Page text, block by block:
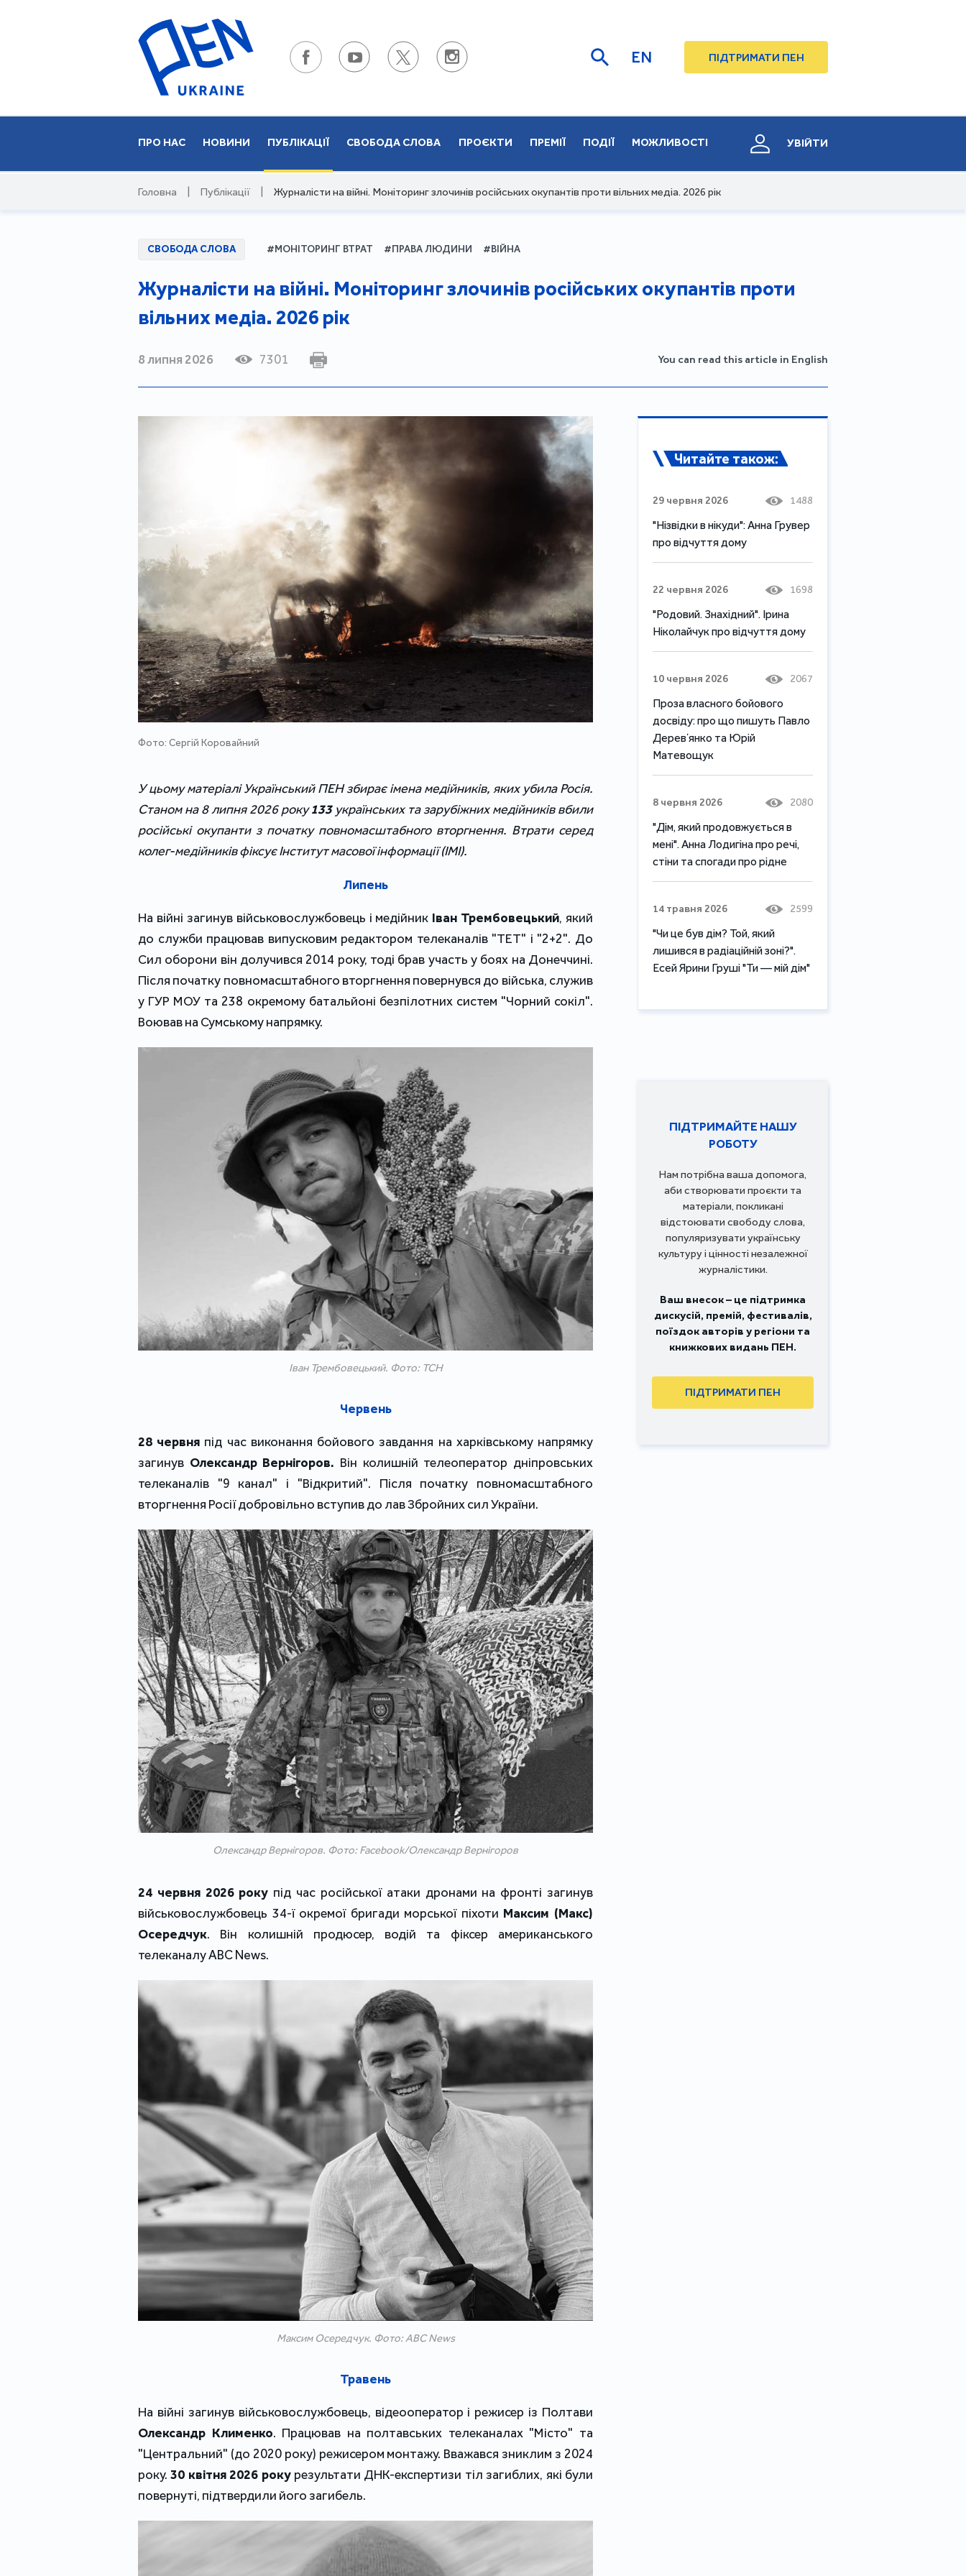
EN ПІДТРИМАТИ ПЕН
ПРО НАС НОВИНИ ПУБЛІКАЦІЇ СВОБОДА СЛОВА ПРОЄКТИ ПРЕМІЇ ПОДІЇ МОЖЛИВОСТІ УВІЙТИ
Головна Публікації Журналісти на війні. Моніторинг злочинів російських окупантів проти вільних медіа. 2026 рік
СВОБОДА СЛОВА #МОНІТОРИНГ ВТРАТ #ПРАВА ЛЮДИНИ #ВІЙНА
Журналісти на війні. Моніторинг злочинів російських окупантів проти
вільних медіа. 2026 рік
8 липня 2026 7301 You can read this article in English
Фото: Сергій Коровайний
У цьому матеріалі Український ПЕН збирає імена медійників, яких убила Росія.
Станом на 8 липня 2026 року133 українських та зарубіжних медійників вбили
російські окупанти з початку повномасштабного вторгнення. Втрати серед
колег-медійників фіксує Інститут масової інформації (ІМІ).
Липень
На війні загинув військовослужбовець і медійник Іван Трембовецький, який
до служби працював випусковим редактором телеканалів "ТЕТ" і "2+2". До
Сил оборони він долучився 2014 року, тоді брав участь у боях на Донеччині.
Після початку повномасштабного вторгнення повернувся до війська, служив
у ГУР МОУ та 238 окремому батальйоні безпілотних систем "Чорний сокіл".
Воював на Сумському напрямку.
Іван Трембовецький. Фото: ТСН
Червень
28 червня під час виконання бойового завдання на харківському напрямку
загинув Олександр Вернігоров. Він колишній телеоператор дніпровських
телеканалів "9 канал" і "Відкритий". Після початку повномасштабного
вторгнення Росії добровільно вступив до лав Збройних сил України.
Олександр Вернігоров. Фото: Facebook/Олександр Вернігоров
24 червня 2026 року під час російської атаки дронами на фронті загинув
військовослужбовець 34-ї окремої бригади морської піхоти Максим (Макс)
Осередчук. Він колишній продюсер, водій та фіксер американського
телеканалу ABC News.
Максим Осередчук. Фото: ABC News
Травень
На війні загинув військовослужбовець, відеооператор і режисер із Полтави
Олександр Клименко. Працював на полтавських телеканалах "Місто" та
"Центральний" (до 2020 року) режисером монтажу. Вважався зниклим з 2024
року.30 квітня 2026 рокурезультати ДНК-експертизи тіл загиблих, які були
повернуті, підтвердили його загибель.
Читайте також:
29 червня 2026 1488
"Нізвідки в нікуди": Анна Грувер
про відчуття дому
22 червня 2026 1698
"Родовий. Знахідний". Ірина
Ніколайчук про відчуття дому
10 червня 2026 2067
Проза власного бойового
досвіду: про що пишуть Павло
Деревʼянко та Юрій
Матевощук
8 червня 2026 2080
"Дім, який продовжується в
мені". Анна Лодигіна про речі,
стіни та спогади про рідне
14 травня 2026 2599
"Чи це був дім? Той, який
лишився в радіаційній зоні?".
Есей Ярини Груші "Ти — мій дім"
ПІДТРИМАЙТЕ НАШУ
РОБОТУ
Нам потрібна ваша допомога,
аби створювати проєкти та
матеріали, покликані
відстоювати свободу слова,
популяризувати українську
культуру і цінності незалежної
журналістики.
Ваш внесок – це підтримка
дискусій, премій, фестивалів,
поїздок авторів у регіони та
книжкових видань ПЕН.
ПІДТРИМАТИ ПЕН